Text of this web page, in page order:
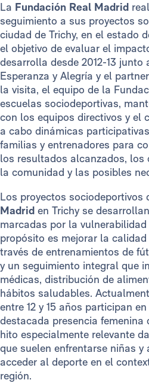
La Fundación Real Madrid
seguimiento a sus proyectos
ciudad de Trichy, en el estado
el objetivo de evaluar el
desarrolla desde 2012-13 junto
Esperanza y Alegría y el
la visita, el equipo de la
escuelas sociodeportivas,
con los equipos directivos y el
a cabo dinámicas
familias y entrenadores para
los resultados alcanzados, los
la comunidad y las posibles
Los proyectos sociodeportivos
Madrid en Trichy se
marcadas por la
propósito es mejorar la
través de entrenamientos de
y un seguimiento integral que
médicas, distribución de
hábitos saludables.
entre 12 y 15 años participan
destacada presencia femenina
hito especialmente relevante
que suelen enfrentarse niñas y
acceder al deporte en el
región.